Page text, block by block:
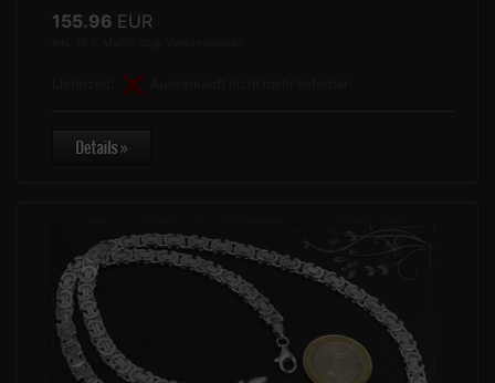
155.96 EUR